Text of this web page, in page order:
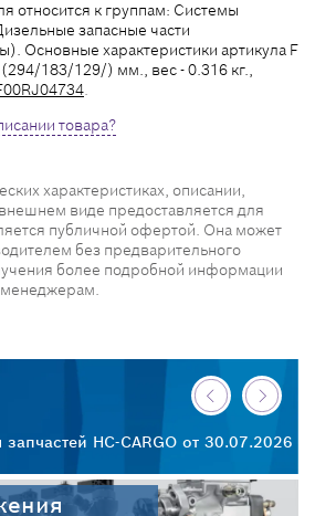
относится к группам: Системы
запасные части
Основные характеристики артикула F
183/129/) мм., вес - 0.316 кг.,
.
товара?
характеристиках, описании,
виде предоставляется для
публичной офертой. Она может
без предварительного
более подробной информации
HC-CARGO от 30.07.2026